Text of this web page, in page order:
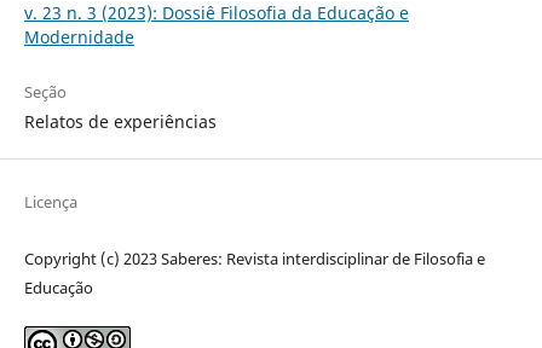
v. 23 n. 3 (2023): Dossiê Filosofia da Educação e
Modernidade
Seção
Relatos de experiências
Licença
Copyright (c) 2023 Saberes: Revista interdisciplinar de Filosofia e
Educação